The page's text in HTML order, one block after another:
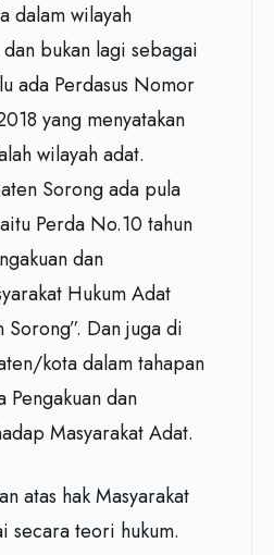
dalam wilayah
bukan lagi sebagai
ada Perdasus Nomor
yang menyatakan
wilayah adat.
Sorong ada pula
Perda No.10 tahun
dan
Hukum Adat
Dan juga di
kota dalam tahapan
Pengakuan dan
Masyarakat Adat.
atas hak Masyarakat
secara teori hukum.